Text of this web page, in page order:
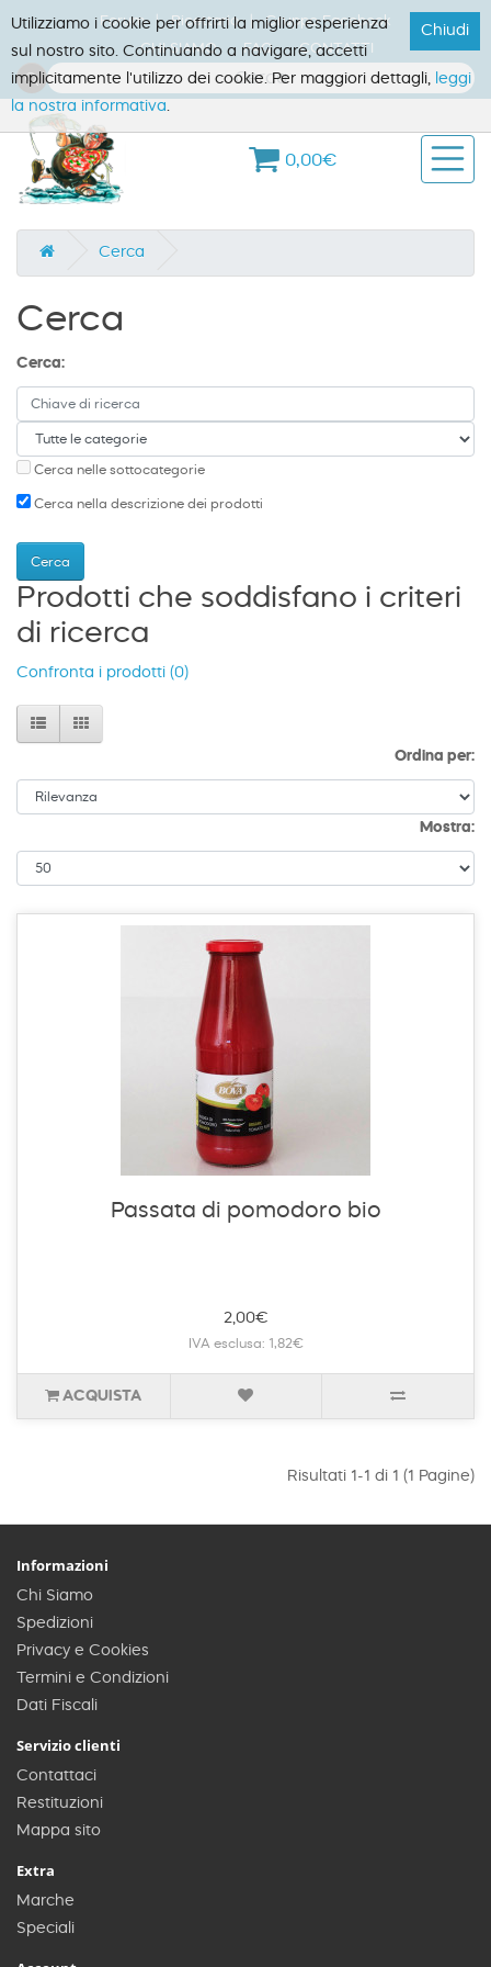
Forum Ricettario
Gruppo Facebook
CHI SIAMO
FAQ CONTATTI
0,00€
Cerca
Cerca
Cerca:
Cerca nelle sottocategorie
Cerca nella descrizione dei prodotti
Prodotti che soddisfano i criteri
di ricerca
Confronta i prodotti (0)
Ordina per:
Mostra:
Passata di pomodoro bio
2,00€
IVA esclusa: 1,82€
ACQUISTA
Risultati 1-1 di 1 (1 Pagine)
Informazioni
Chi Siamo
Spedizioni
Privacy e Cookies
Termini e Condizioni
Dati Fiscali
Servizio clienti
Contattaci
Restituzioni
Mappa sito
Extra
Marche
Speciali
Chiudi
Utilizziamo i cookie per offrirti la miglior esperienza
sul nostro sito. Continuando a navigare, accetti
implicitamente l'utilizzo dei cookie. Per maggiori dettagli, leggi
la nostra informativa.